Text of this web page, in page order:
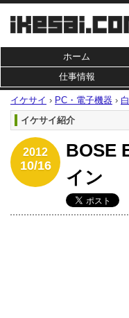
ホーム
仕事情報
イケサイ › PC・電子機器 ›
イケサイ紹介
2012
10/16
BOSE
イン